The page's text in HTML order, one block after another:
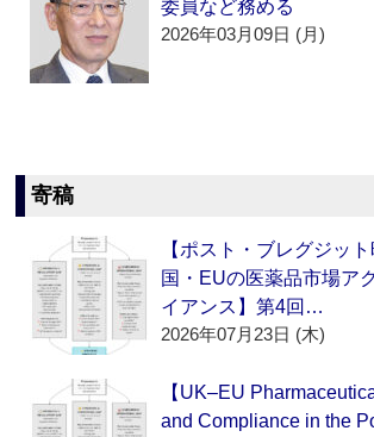
委員など務める
2026年03月09日 (月)
寄稿
【ポスト・ブレグジッ
国・EUの医薬品市場ア
イアンス】第4回…
2026年07月23日 (木)
【UK–EU
and Compliance in the